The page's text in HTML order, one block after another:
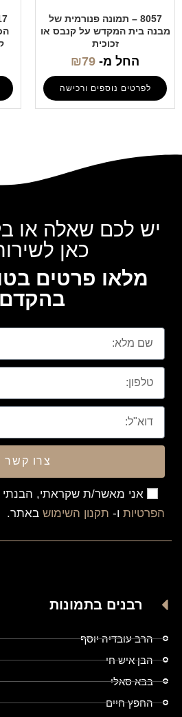
8057 – תמונה פנורמית של
מבנה בית המקדש על קנבס או
זכוכית
החל מ- ₪79
לפרטים נוספים ורכישה
יש לכם שאלה או
כאן
מלאו פרטים
אני מאשר/ת שקראתי,
הפרטיות ו- תקנון השימוש באתר.
צרו קשר
רבנים בתמונות
הרב עובדיה יוסף
הבן איש חי
בבא סאלי
החפץ חיים